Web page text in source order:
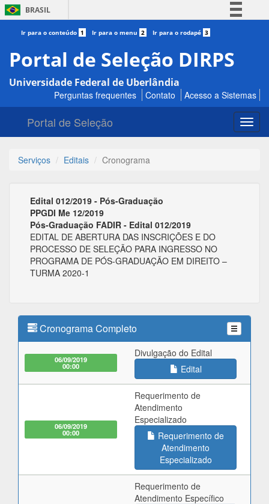
BRASIL
Simplifique!
Participe
Acesso à informação
Legislação
Ir para o conteúdo 1 Ir para o menu 2 Ir para o rodapé 3
Portal de Seleção DIRPS
Universidade Federal de Uberlândia
Perguntas frequentes Contato Acesso a Sistemas
Portal de Seleção
Serviços Editais Cronograma
Edital 012/2019 - Pós-Graduação
PPGDI Me 12/2019
Pós-Graduação FADIR - Edital 012/2019
EDITAL DE ABERTURA DAS INSCRIÇÕES E DO
PROCESSO DE SELEÇÃO PARA INGRESSO NO
PROGRAMA DE PÓS-GRADUAÇÃO EM DIREITO –
TURMA 2020-1
Cronograma Completo
06/09/2019
00:00
Divulgação do Edital
Edital
06/09/2019
00:00
Requerimento de
Atendimento
Especializado
Requerimento de
Atendimento
Especializado
Requerimento de
Atendimento Específico